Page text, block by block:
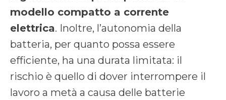
modello compatto a corrente
elettrica. Inoltre, l’autonomia della
batteria, per quanto possa essere
efficiente, ha una durata limitata: il
rischio è quello di dover interrompere il
lavoro a metà a causa delle batterie